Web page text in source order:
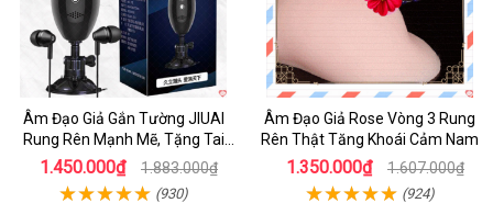
Âm Đạo Giả Gắn Tường JIUAI
Rung Rên Mạnh Mẽ, Tặng Tai
Nghe
1.450.000₫ 1.883.000₫
(930)
Âm Đạo Giả Rose Vòng 3 Rung
Rên Thật Tăng Khoái Cảm Nam
1.350.000₫ 1.607.000₫
(924)